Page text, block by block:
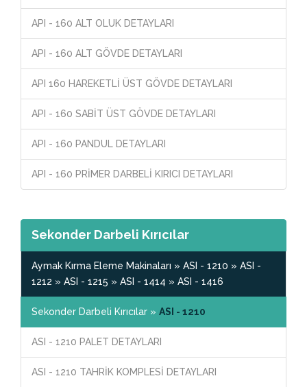
API - 160 ALT OLUK DETAYLARI
API - 160 ALT GÖVDE DETAYLARI
API 160 HAREKETLİ ÜST GÖVDE DETAYLARI
API - 160 SABİT ÜST GÖVDE DETAYLARI
API - 160 PANDUL DETAYLARI
API - 160 PRİMER DARBELİ KIRICI DETAYLARI
Sekonder Darbeli Kırıcılar
Aymak Kırma Eleme Makinaları » ASI - 1210 » ASI -
1212 » ASI - 1215 » ASI - 1414 » ASI - 1416
Sekonder Darbeli Kırıcılar » ASI - 1210
ASI - 1210 PALET DETAYLARI
ASI - 1210 TAHRİK KOMPLESİ DETAYLARI